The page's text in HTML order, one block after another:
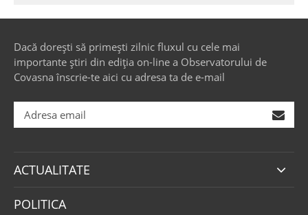
Dacă dorești să primești zilnic fluxul cu cele mai
importante știri din ediția on-line a Observatorului de
Covasna înscrie-te aici cu adresa ta de e-mail
ACTUALITATE
POLITICA